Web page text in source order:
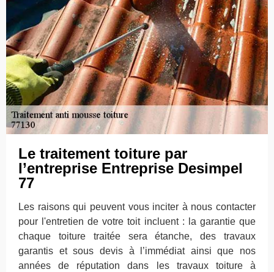
Le traitement toiture par
l’entreprise Entreprise Desimpel
77
Les raisons qui peuvent vous inciter à nous contacter
pour l'entretien de votre toit incluent : la garantie que
chaque toiture traitée sera étanche, des travaux
garantis et sous devis à l’immédiat ainsi que nos
années de réputation dans les travaux toiture à